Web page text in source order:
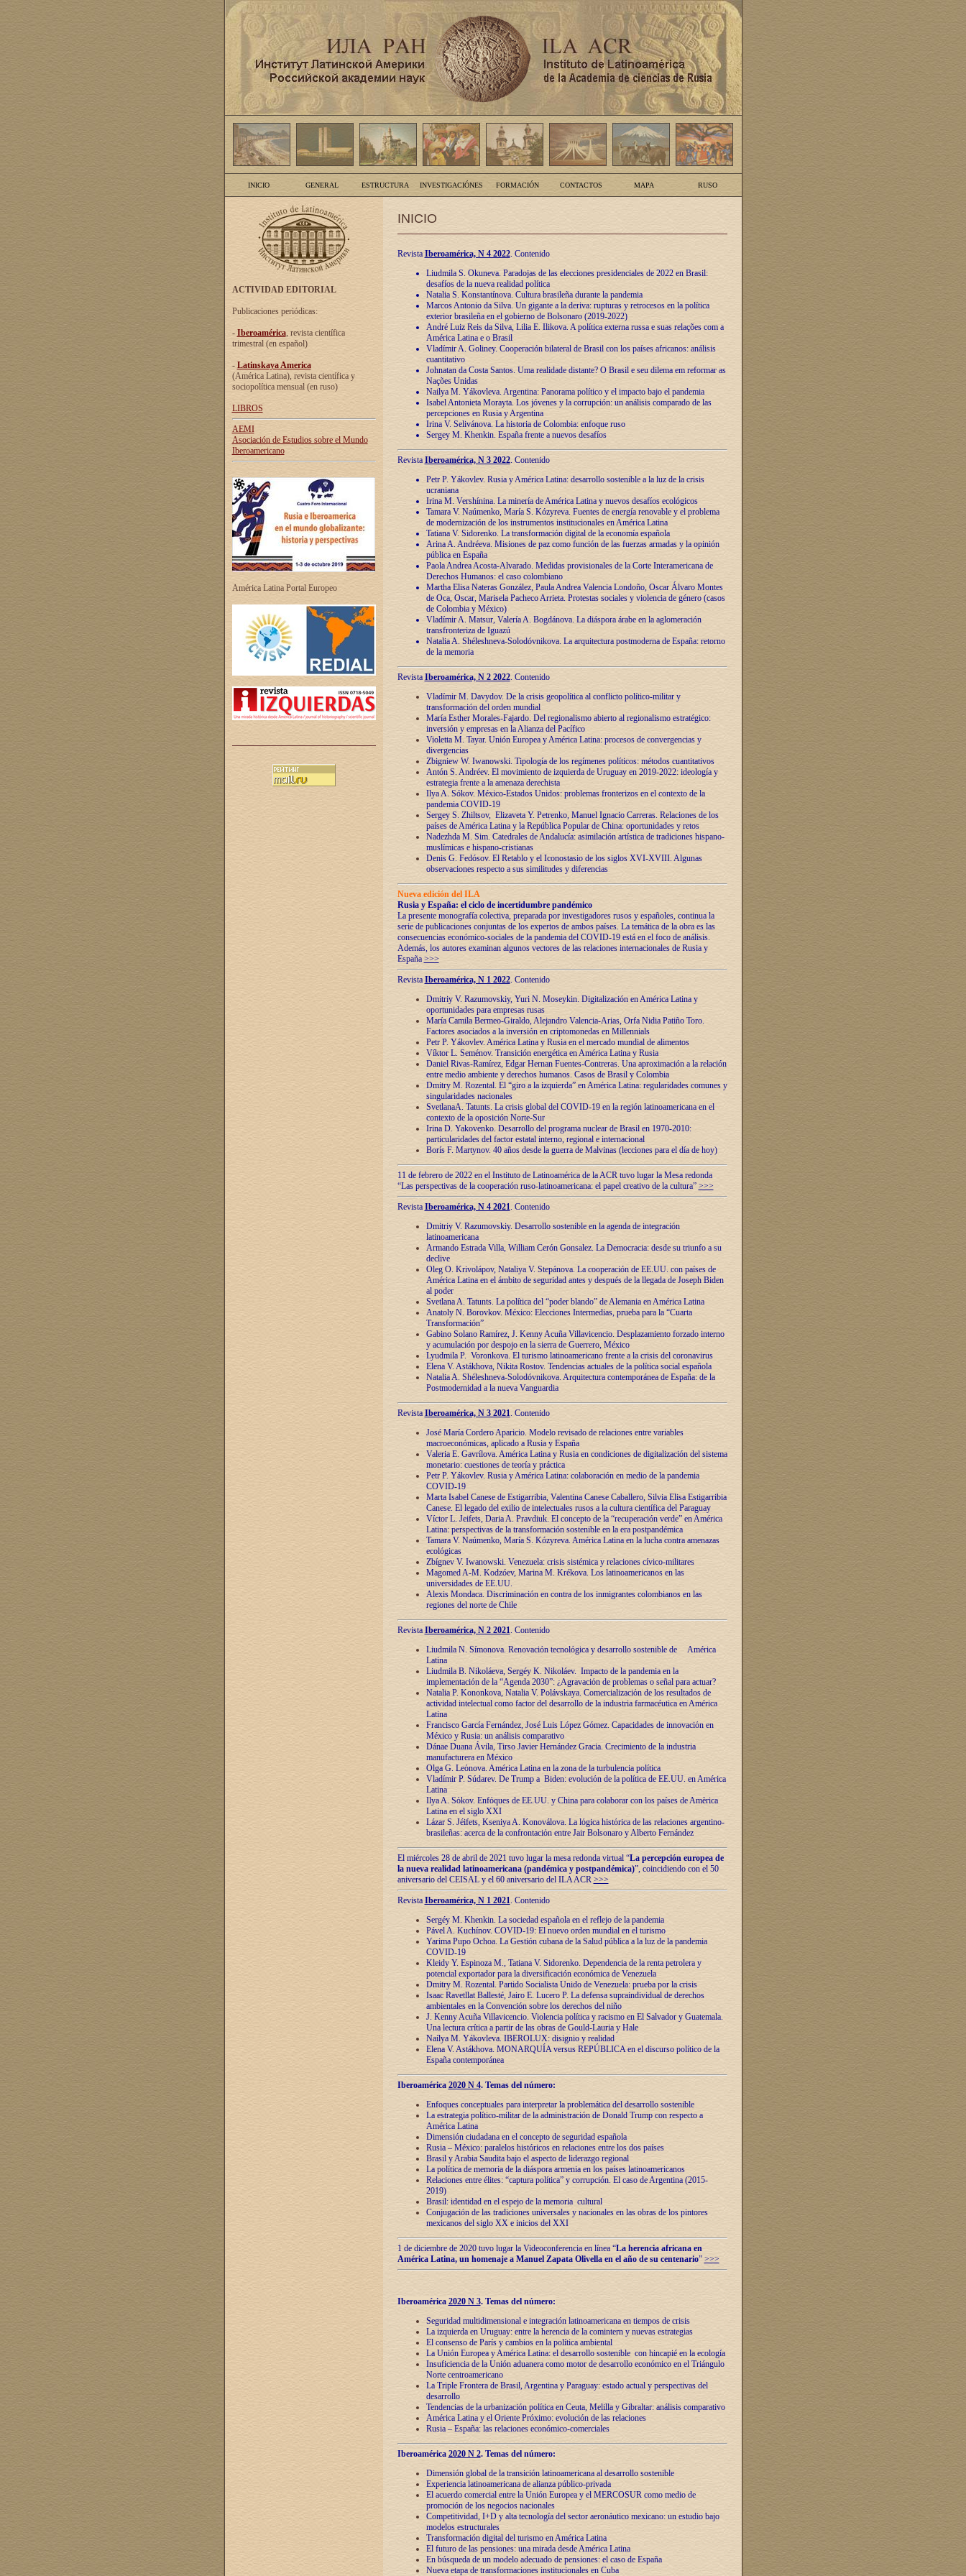
INICIO GENERAL ESTRUCTURA INVESTIGACIÓNES FORMACIÓN CONTACTOS MAPA RUSO
ACTIVIDAD EDITORIAL
Publicaciones periódicas:
- Iberoamérica, revista científica
trimestral (en español)
- Latinskaya America
(América Latina), revista científica y
sociopolítica mensual (en ruso)
LIBROS
AEMI
Asociación de Estudios sobre el Mundo
Iberoamericano
América Latina Portal Europeo
INICIO
Revista Iberoamérica, N 4 2022. Contenido
Liudmila S. Okuneva. Paradojas de las elecciones presidenciales de 2022 en Brasil:
desafíos de la nueva realidad política
Natalia S. Konstantínova. Cultura brasileña durante la pandemia
Marcos Antonio da Silva. Un gigante a la deriva: rupturas y retrocesos en la política
exterior brasileña en el gobierno de Bolsonaro (2019-2022)
André Luiz Reis da Silva, Lilia E. Ilikova. A política externa russa e suas relações com a
América Latina e o Brasil
Vladímir A. Goliney. Cooperación bilateral de Brasil con los países africanos: análisis
cuantitativo
Johnatan da Costa Santos. Uma realidade distante? O Brasil e seu dilema em reformar as
Nações Unidas
Nailya M. Yákovleva. Argentina: Panorama político y el impacto bajo el pandemia
Isabel Antonieta Morayta. Los jóvenes y la corrupción: un análisis comparado de las
percepciones en Rusia y Argentina
Irina V. Selivánova. La historia de Colombia: enfoque ruso
Sergey M. Khenkin. España frente a nuevos desafíos
Revista Iberoamérica, N 3 2022. Contenido
Petr P. Yákovlev. Rusia y América Latina: desarrollo sostenible a la luz de la crisis
ucraniana
Irina M. Vershínina. La minería de América Latina y nuevos desafíos ecológicos
Tamara V. Naúmenko, María S. Kózyreva. Fuentes de energía renovable y el problema
de modernización de los instrumentos institucionales en América Latina
Tatiana V. Sidorenko. La transformación digital de la economía española
Arina A. Andréeva. Misiones de paz como función de las fuerzas armadas y la opinión
pública en España
Paola Andrea Acosta-Alvarado. Medidas provisionales de la Corte Interamericana de
Derechos Humanos: el caso colombiano
Martha Elisa Nateras González, Paula Andrea Valencia Londoño, Oscar Álvaro Montes
de Oca, Oscar, Marisela Pacheco Arrieta. Protestas sociales y violencia de género (casos
de Colombia y México)
Vladímir A. Matsur, Valería A. Bogdánova. La diáspora árabe en la aglomeración
transfronteriza de Iguazú
Natalia A. Shéleshneva-Solodóvnikova. La arquitectura postmoderna de España: retorno
de la memoria
Revista Iberoamérica, N 2 2022. Contenido
Vladímir M. Davydov. De la crisis geopolítica al conflicto político-militar y
transformación del orden mundial
María Esther Morales-Fajardo. Del regionalismo abierto al regionalismo estratégico:
inversión y empresas en la Alianza del Pacífico
Violetta M. Tayar. Unión Europea y América Latina: procesos de convergencias y
divergencias
Zbigniew W. Iwanowski. Tipología de los regímenes políticos: métodos cuantitativos
Antón S. Andréev. El movimiento de izquierda de Uruguay en 2019-2022: ideología y
estrategia frente a la amenaza derechista
Ilya A. Sókov. México-Estados Unidos: problemas fronterizos en el contexto de la
pandemia COVID-19
Sergey S. Zhiltsov, Elizaveta Y. Petrenko, Manuel Ignacio Carreras. Relaciones de los
países de América Latina y la República Popular de China: oportunidades y retos
Nadezhda M. Sim. Catedrales de Andalucía: asimilación artística de tradiciones hispano-
muslímicas e hispano-cristianas
Denis G. Fedósov. El Retablo y el Iconostasio de los siglos XVI-XVIII. Algunas
observaciones respecto a sus similitudes y diferencias
Nueva edición del ILA
Rusia y España: el ciclo de incertidumbre pandémico
La presente monografía colectiva, preparada por investigadores rusos y españoles, continua la
serie de publicaciones conjuntas de los expertos de ambos países. La temática de la obra es las
consecuencias económico-sociales de la pandemia del COVID-19 está en el foco de análisis.
Además, los autores examinan algunos vectores de las relaciones internacionales de Rusia y
España >>>
Revista Iberoamérica, N 1 2022. Contenido
Dmitriy V. Razumovskiy, Yuri N. Moseykin. Digitalización en América Latina y
oportunidades para empresas rusas
María Camila Bermeo-Giraldo, Alejandro Valencia-Arias, Orfa Nidia Patiño Toro.
Factores asociados a la inversión en criptomonedas en Millennials
Petr P. Yákovlev. América Latina y Rusia en el mercado mundial de alimentos
Víktor L. Seménov. Transición energética en América Latina y Rusia
Daniel Rivas-Ramírez, Edgar Hernan Fuentes-Contreras. Una aproximación a la relación
entre medio ambiente y derechos humanos. Casos de Brasil y Colombia
Dmitry M. Rozental. El “giro a la izquierda” en América Latina: regularidades comunes y
singularidades nacionales
SvetlanaA. Tatunts. La crisis global del COVID-19 en la región latinoamericana en el
contexto de la oposición Norte-Sur
Irina D. Yakovenko. Desarrollo del programa nuclear de Brasil en 1970-2010:
particularidades del factor estatal interno, regional e internacional
Borís F. Martynov. 40 años desde la guerra de Malvinas (lecciones para el día de hoy)
11 de febrero de 2022 en el Instituto de Latinoamérica de la ACR tuvo lugar la Mesa redonda
“Las perspectivas de la cooperación ruso-latinoamericana: el papel creativo de la cultura” >>>
Revista Iberoamérica, N 4 2021. Contenido
Dmitriy V. Razumovskiy. Desarrollo sostenible en la agenda de integración
latinoamericana
Armando Estrada Villa, William Cerón Gonsalez. La Democracia: desde su triunfo a su
declive
Oleg O. Krivolápov, Nataliya V. Stepánova. La cooperación de EE.UU. con países de
América Latina en el ámbito de seguridad antes y después de la llegada de Joseph Biden
al poder
Svetlana A. Tatunts. La política del “poder blando” de Alemania en América Latina
Anatoly N. Borovkov. México: Elecciones Intermedias, prueba para la “Cuarta
Transformación”
Gabino Solano Ramírez, J. Kenny Acuña Villavicencio. Desplazamiento forzado interno
y acumulación por despojo en la sierra de Guerrero, México
Lyudmila P. Voronkova. El turismo latinoamericano frente a la crisis del coronavirus
Elena V. Astákhova, Nikita Rostov. Tendencias actuales de la política social española
Natalia A. Shéleshneva-Solodóvnikova. Arquitectura contemporánea de España: de la
Postmodernidad a la nueva Vanguardia
Revista Iberoamérica, N 3 2021. Contenido
José María Cordero Aparicio. Modelo revisado de relaciones entre variables
macroeconómicas, aplicado a Rusia y España
Valeria E. Gavrílova. América Latina y Rusia en condiciones de digitalización del sistema
monetario: cuestiones de teoría y práctica
Petr P. Yákovlev. Rusia y América Latina: colaboración en medio de la pandemia
COVID-19
Marta Isabel Canese de Estigarribia, Valentina Canese Caballero, Silvia Elisa Estigarribia
Canese. El legado del exilio de intelectuales rusos a la cultura científica del Paraguay
Víctor L. Jeifets, Daria A. Pravdiuk. El concepto de la “recuperación verde” en América
Latina: perspectivas de la transformación sostenible en la era postpandémica
Tamara V. Naúmenko, María S. Kózyreva. América Latina en la lucha contra amenazas
ecológicas
Zbígnev V. Iwanowski. Venezuela: crisis sistémica y relaciones cívico-militares
Magomed A-M. Kodzóev, Marina M. Krékova. Los latinoamericanos en las
universidades de EE.UU.
Alexis Mondaca. Discriminación en contra de los inmigrantes colombianos en las
regiones del norte de Chile
RevistaIberoamérica, N 2 2021. Contenido
Liudmila N. Símonova. Renovaciόn tecnolόgica y desarrollo sostenible de América
Latina
Liudmila B. Nikoláeva, Sergéy K. Nikoláev. Impacto de la pandemia en la
implementaciόn de la “Agenda 2030”: ¿Agravaciόn de problemas o señal para actuar?
Natalia P. Kononkova, Natalia V. Polávskaya. Comercializaciόn de los resultados de
actividad intelectual como factor del desarrollo de la industria farmacéutica en América
Latina
Francisco García Fernández, José Luis López Gómez. Capacidades de innovaciόn en
México y Rusia: un análisis comparativo
Dánae Duana Ávila, Tirso Javier Hernández Gracia. Crecimiento de la industria
manufacturera en México
Olga G. Leόnova. América Latina en la zona de la turbulencia política
Vladímir P. Súdarev. De Trump a Biden: evoluciόn de la política de EE.UU. en América
Latina
Ilya A. Sόkov. Enfόques de EE.UU. y China para colaborar con los países de Amèrica
Latina en el siglo XXI
Lázar S. Jéifets, Kseniya A. Konoválova. La lόgica histόrica de las relaciones argentino-
brasileñas: acerca de la confrontaciόn entre Jair Bolsonaro y Alberto Fernández
El miércoles 28 de abril de 2021 tuvo lugar la mesa redonda virtual “La percepción europea de
la nueva realidad latinoamericana (pandémica y postpandémica)”, coincidiendo con el 50
aniversario del CEISAL y el 60 aniversario del ILA ACR >>>
Revista Iberoamérica, N 1 2021. Contenido
Sergéy M. Khenkin. La sociedad española en el reflejo de la pandemia
Pável A. Kuchínov. COVID-19: El nuevo orden mundial en el turismo
Yarima Pupo Ochoa. La Gestión cubana de la Salud pública a la luz de la pandemia
COVID-19
Kleidy Y. Espinoza M., Tatiana V. Sidorenko. Dependencia de la renta petrolera y
potencial exportador para la diversificación económica de Venezuela
Dmitry M. Rozental. Partido Socialista Unido de Venezuela: prueba por la crisis
Isaac Ravetllat Ballesté, Jairo E. Lucero P. La defensa supraindividual de derechos
ambientales en la Convención sobre los derechos del niño
J. Kenny Acuña Villavicencio. Violencia política y racismo en El Salvador y Guatemala.
Una lectura crítica a partir de las obras de Gould-Lauria y Hale
Naílya M. Yákovleva. IBEROLUX: disignio y realidad
Elena V. Astákhova. MONARQUÍA versus REPÚBLICA en el discurso político de la
España contemporánea
Iberoamérica 2020 N 4. Temas del número:
Enfoques conceptuales para interpretar la problemática del desarrollo sostenible
La estrategia político-militar de la administración de Donald Trump con respecto a
América Latina
Dimensión ciudadana en el concepto de seguridad española
Rusia – México: paralelos históricos en relaciones entre los dos países
Brasil y Arabia Saudita bajo el aspecto de liderazgo regional
La política de memoria de la diáspora armenia en los países latinoamericanos
Relaciones entre élites: “captura política” y corrupción. El caso de Argentina (2015-
2019)
Brasil: identidad en el espejo de la memoria cultural
Conjugación de las tradiciones universales y nacionales en las obras de los pintores
mexicanos del siglo XX e inicios del XXI
1 de diciembre de 2020 tuvo lugar la Videoconferencia en línea “La herencia africana en
América Latina, un homenaje a Manuel Zapata Olivella en el año de su centenario” >>>
Iberoamérica 2020 N 3.Temas del número:
Seguridad multidimensional e integración latinoamericana en tiempos de crisis
La izquierda en Uruguay: entre la herencia de lа comintern y nuevas estrategias
El consenso de París y cambios en la política ambiental
La Unión Europea y América Latina: el desarrollo sostenible con hincapié en la ecología
Insuficiencia de la Unión aduanera como motor de desarrollo económico en el Triángulo
Norte centroamericano
La Triple Frontera de Brasil, Argentina y Paraguay: estado actual y perspectivas del
desarrollo
Tendencias de la urbanización política en Ceuta, Melilla y Gibraltar: análisis comparativo
América Latina y el Oriente Próximo: evolución de las relaciones
Rusia – España: las relaciones económico-comerciales
Iberoamérica 2020 N 2.Temas del número:
Dimensión global de la transición latinoamericana al desarrollo sostenible
Experiencia latinoamericana de alianza público-privada
El acuerdo comercial entre la Unión Europea y el MERCOSUR como medio de
promoción de los negocios nacionales
Competitividad, I+D y alta tecnología del sector aeronáutico mexicano: un estudio bajo
modelos estructurales
Transformación digital del turismo en América Latina
El futuro de las pensiones: una mirada desde América Latina
En búsqueda de un modelo adecuado de pensiones: el caso de España
Nueva etapa de transformaciones institucionales en Cuba